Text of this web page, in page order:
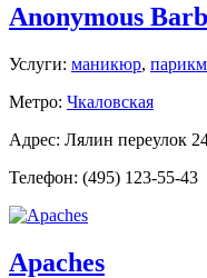
Anonymous
Услуги: маникюр,
Метро: Чкаловская
Адрес: Лялин переулок
Телефон: (495) 123-55-43
Apaches